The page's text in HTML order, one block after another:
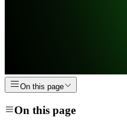
On this page
On this page